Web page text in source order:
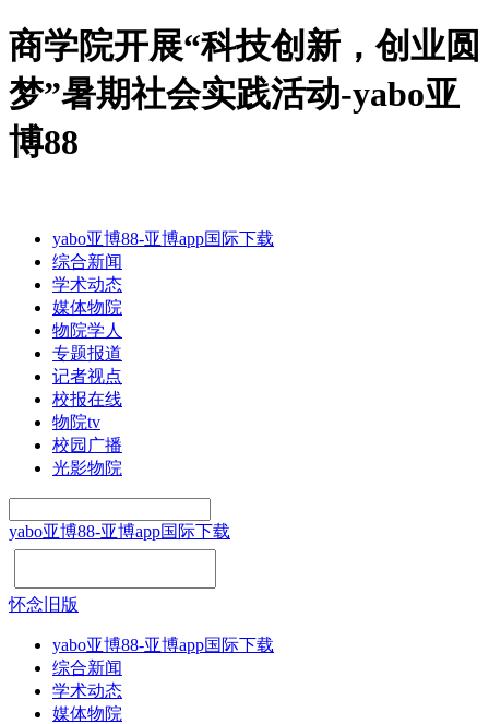
商学院开展“科技创新，创业圆
梦”暑期社会实践活动-yabo亚
博88
yabo亚博88-亚博app国际下载
综合新闻
学术动态
媒体物院
物院学人
专题报道
记者视点
校报在线
物院tv
校园广播
光影物院
yabo亚博88-亚博app国际下载
怀念旧版
yabo亚博88-亚博app国际下载
综合新闻
学术动态
媒体物院